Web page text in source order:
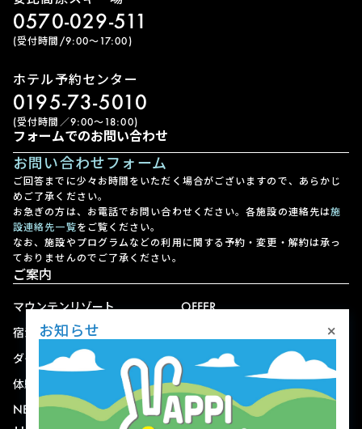
0570-029-511
(受付時間/9:00〜17:00)
ホテル予約センター
0195-73-5010
(受付時間／9:00〜18:00)
フォームでのお問い合わせ
お問い合わせフォーム
ご回答までに少々お時間をいただく場合がございますので、あらかじ
めご了承ください。
お急ぎの方は、お電話でお問い合わせください。各施設の連絡先は施
設連絡先一覧をご覧ください。
なお、施設やプログラムなどの利用に関する予約・変更・解約は承っ
ておりませんのでご了承ください。
ご案内
マウンテンリゾート
宿泊
ダイニング
体験
NEWS
OFFER
ショップ
お知らせ ×